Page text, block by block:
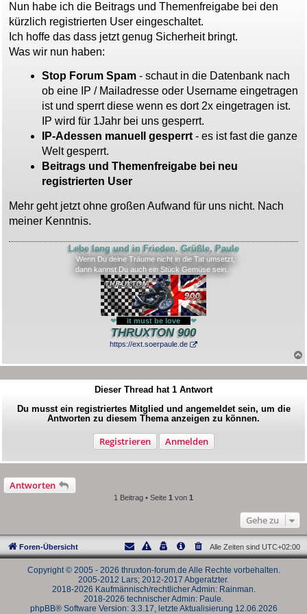
i
t
r
a
g
Nun habe ich die Beitrags und Themenfreigabe bei den
kürzlich registrierten User eingeschaltet.
Ich hoffe das dass jetzt genug Sicherheit bringt.
Was wir nun haben:
Stop Forum Spam - schaut in die Datenbank nach
ob eine IP / Mailadresse oder Username eingetragen
ist und sperrt diese wenn es dort 2x eingetragen ist.
IP wird für 1Jahr bei uns gesperrt.
IP-Adessen manuell gesperrt - es ist fast die ganze
Welt gesperrt.
Beitrags und Themenfreigabe bei neu
registrierten User
Mehr geht jetzt ohne großen Aufwand für uns nicht. Nach
meiner Kenntnis.
Lebe lang und in Frieden. Grüßle, Paule
Wenn Du deine Träume nicht in die Tat umsetzt,
dann kannst Du auch ein Stück Gemüse sein.
❤ it must be love ❤
THRUXTON 900
https://ext.soerpaule.de
Dieser Thread hat 1 Antwort
Du musst ein registriertes Mitglied und angemeldet sein, um die
Antworten zu diesem Thema anzeigen zu können.
Registrieren Anmelden
Antworten
1 Beitrag • Seite 1 von 1
Gehe zu
Foren-Übersicht Alle Zeiten sind UTC+02:00
Copyright © 2005 - 2026 thruxton-forum.de Alle Rechte vorbehalten.
2005-2012 Lars; 2012-2017 Abgeratzter.
2018-2026 Kaufmännisch/rechtlicher Admin: Rainman.
2018-2026 technischer Admin: Paule.
phpBB® Software Version: 3.3.17, letzte Aktualisierung 12.06.2026